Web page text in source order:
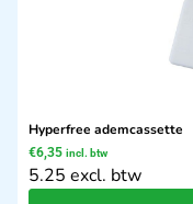
Hyperfree ademcassette
€6,35 incl. btw
5.25 excl. btw